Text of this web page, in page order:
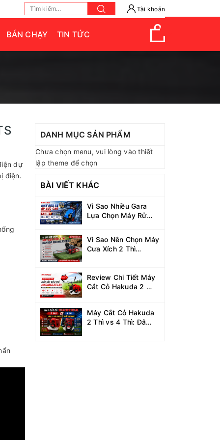
Tài khoản
BÁN CHẠY TIN TỨC
dự
điện.
DANH MỤC SẢN PHẨM
Chưa chọn menu, vui lòng vào thiết
lập theme để chọn
BÀI VIẾT KHÁC
Vì Sao Nhiều Gara
Lựa Chọn Máy Rửa
Vì Sao Nên Chọn Máy
Cưa Xích 2 Thì
Review Chi Tiết Máy
Cắt Cỏ Hakuda 2 Thì
Máy Cắt Cỏ Hakuda
2 Thì vs 4 Thì: Đâu